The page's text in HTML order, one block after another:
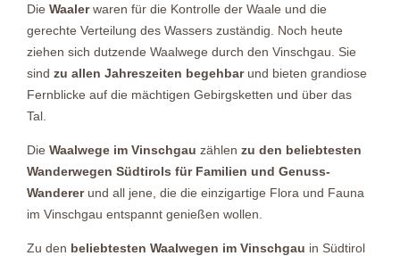
Die Waalerwaren für die Kontrolle der Waale und die
gerechte Verteilung des Wassers zuständig. Noch heute
ziehen sich dutzende Waalwege durch den Vinschgau. Sie
sind zu allen Jahreszeiten begehbarund bieten grandiose
Fernblicke auf die mächtigen Gebirgsketten und über das
Tal.
Die Waalwege im Vinschgau zählen zu den beliebtesten
Wanderwegen Südtirols für Familien und Genuss-
Wandererund all jene, die die einzigartige Flora und Fauna
im Vinschgau entspannt genießen wollen.
Zu den beliebtesten Waalwegen im Vinschgau in Südtirol